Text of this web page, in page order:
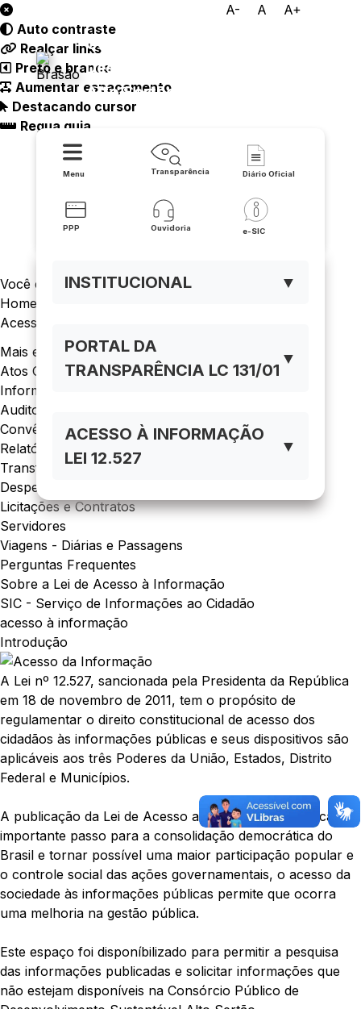
A- A A+
Consórcio Público de
Desenvolvimento Sustentável
Alto Sertão
Menu Transparência Diário Oficial
PPP Ouvidoria e-SIC
INSTITUCIONAL ▼
PORTAL DA
TRANSPARÊNCIA LC 131/01
▼
ACESSO À INFORMAÇÃO
LEI 12.527
▼
Auto contraste
Realçar links
Preto e branco
Aumentar espaçamento
Destacando cursor
Regua guia
Você está navegando em:
Home
Acesso a Informação
Mais em acesso à informação
Atos Oficiais
Informações Institucionais
Auditorias
Convênios
Relatórios
Transferências de Recursos
Despesas e Receitas
Licitações e Contratos
Servidores
Viagens - Diárias e Passagens
Perguntas Frequentes
Sobre a Lei de Acesso à Informação
SIC - Serviço de Informações ao Cidadão
acesso à informação
Introdução
A Lei nº 12.527, sancionada pela Presidenta da República
em 18 de novembro de 2011, tem o propósito de
regulamentar o direito constitucional de acesso dos
cidadãos às informações públicas e seus dispositivos são
aplicáveis aos três Poderes da União, Estados, Distrito
Federal e Municípios.
A publicação da Lei de Acesso a Informações significa um
importante passo para a consolidação democrática do
Brasil e tornar possível uma maior participação popular e
o controle social das ações governamentais, o acesso da
sociedade às informações públicas permite que ocorra
uma melhoria na gestão pública.
Este espaço foi disponíbilizado para permitir a pesquisa
das informações publicadas e solicitar informações que
não estejam disponíveis na Consórcio Público de